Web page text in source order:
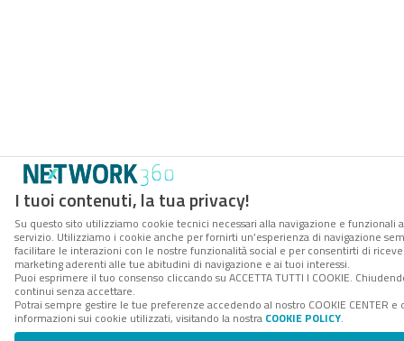
I tuoi contenuti, la tua privacy!
Su questo sito utilizziamo cookie tecnici necessari alla navigazione e funzionali
servizio. Utilizziamo i cookie anche per fornirti un’esperienza di navigazione
facilitare le interazioni con le nostre funzionalità social e per consentirti di
marketing aderenti alle tue abitudini di navigazione e ai tuoi interessi.
Puoi esprimere il tuo consenso cliccando su ACCETTA TUTTI I COOKIE.
continui senza accettare.
Potrai sempre gestire le tue preferenze accedendo al nostro COOKIE CENTER
informazioni sui cookie utilizzati, visitando la nostra COOKIE POLICY.